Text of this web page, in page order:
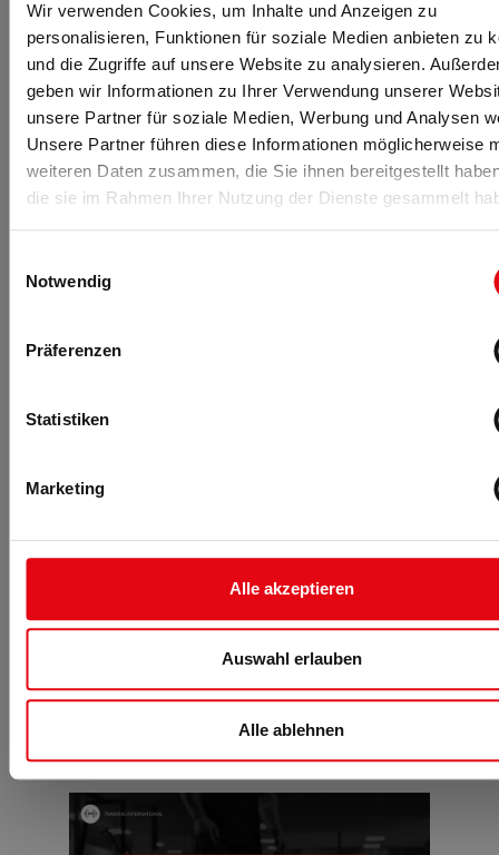
Wir verwenden Cookies, um Inhalte und Anzeigen zu
personalisieren, Funktionen für soziale Medien anbieten zu
und die Zugriffe auf unsere Website zu analysieren.
geben wir Informationen zu Ihrer Verwendung unserer
unsere Partner für soziale Medien, Werbung und Analysen
Unsere Partner führen diese Informationen möglicherweise
weiteren Daten zusammen, die Sie ihnen bereitgestellt
die sie im Rahmen Ihrer Nutzung der Dienste gesammelt
Notwendig
Präferenzen
Statistiken
Marketing
Alle akzeptieren
Auswahl erlauben
Alle ablehnen
fM: Vielen Dank für das Interview!
„Man muss auf den
Punkt Leistung bringen!“
Joshua Wichtrup(27) ist einer der
erfolgreichsten CrossFit-Athleten
Deutschlands:18th Fittest on Earth
(mit Rang 18 bester
entschloss sich der ehemalige Handballer im Sommer
Bo Kruse den
Trainingsform'
Die anderen beiden Serienartikel der dreiteiligen Reihe
'Muskeln, Kraft und Trainingsform – Der beste Weg zum
Maximum' können Sie hier noch einmal lesen:
Teil 2 über den litauischen StrongmanŽydrūnas Savickas:
Teil 3 über den isländischen StrongmanMagnús Ver
Magnússon: 'Seid smart beim Training!'